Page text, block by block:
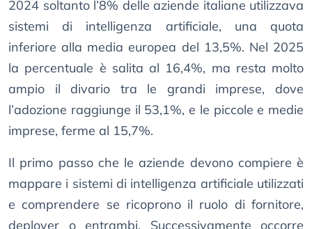
2024 soltanto l’8% delle aziende italiane utilizzava
sistemi di intelligenza artificiale, una quota
inferiore alla media europea del 13,5%. Nel 2025
la percentuale è salita al 16,4%, ma resta molto
ampio il divario tra le grandi imprese, dove
l’adozione raggiunge il 53,1%, e le piccole e medie
imprese, ferme al 15,7%.
Il primo passo che le aziende devono compiere è
mappare i sistemi di intelligenza artificiale utilizzati
e comprendere se ricoprono il ruolo di fornitore,
deployer o entrambi. Successivamente occorre